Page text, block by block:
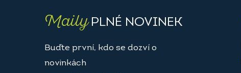
MailyPLNÉ NOVINEK
Buďte první, kdo se dozví o
novinkách